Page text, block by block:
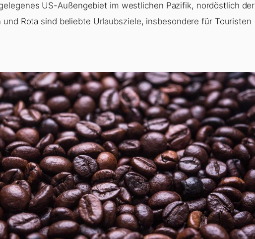
US-Außengebiet im westlichen Pazifik, nordöstlich der
und Rota sind beliebte Urlaubsziele, insbesondere für Touristen